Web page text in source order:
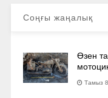
Соңғы жаңалық
Өзен
Тамыз